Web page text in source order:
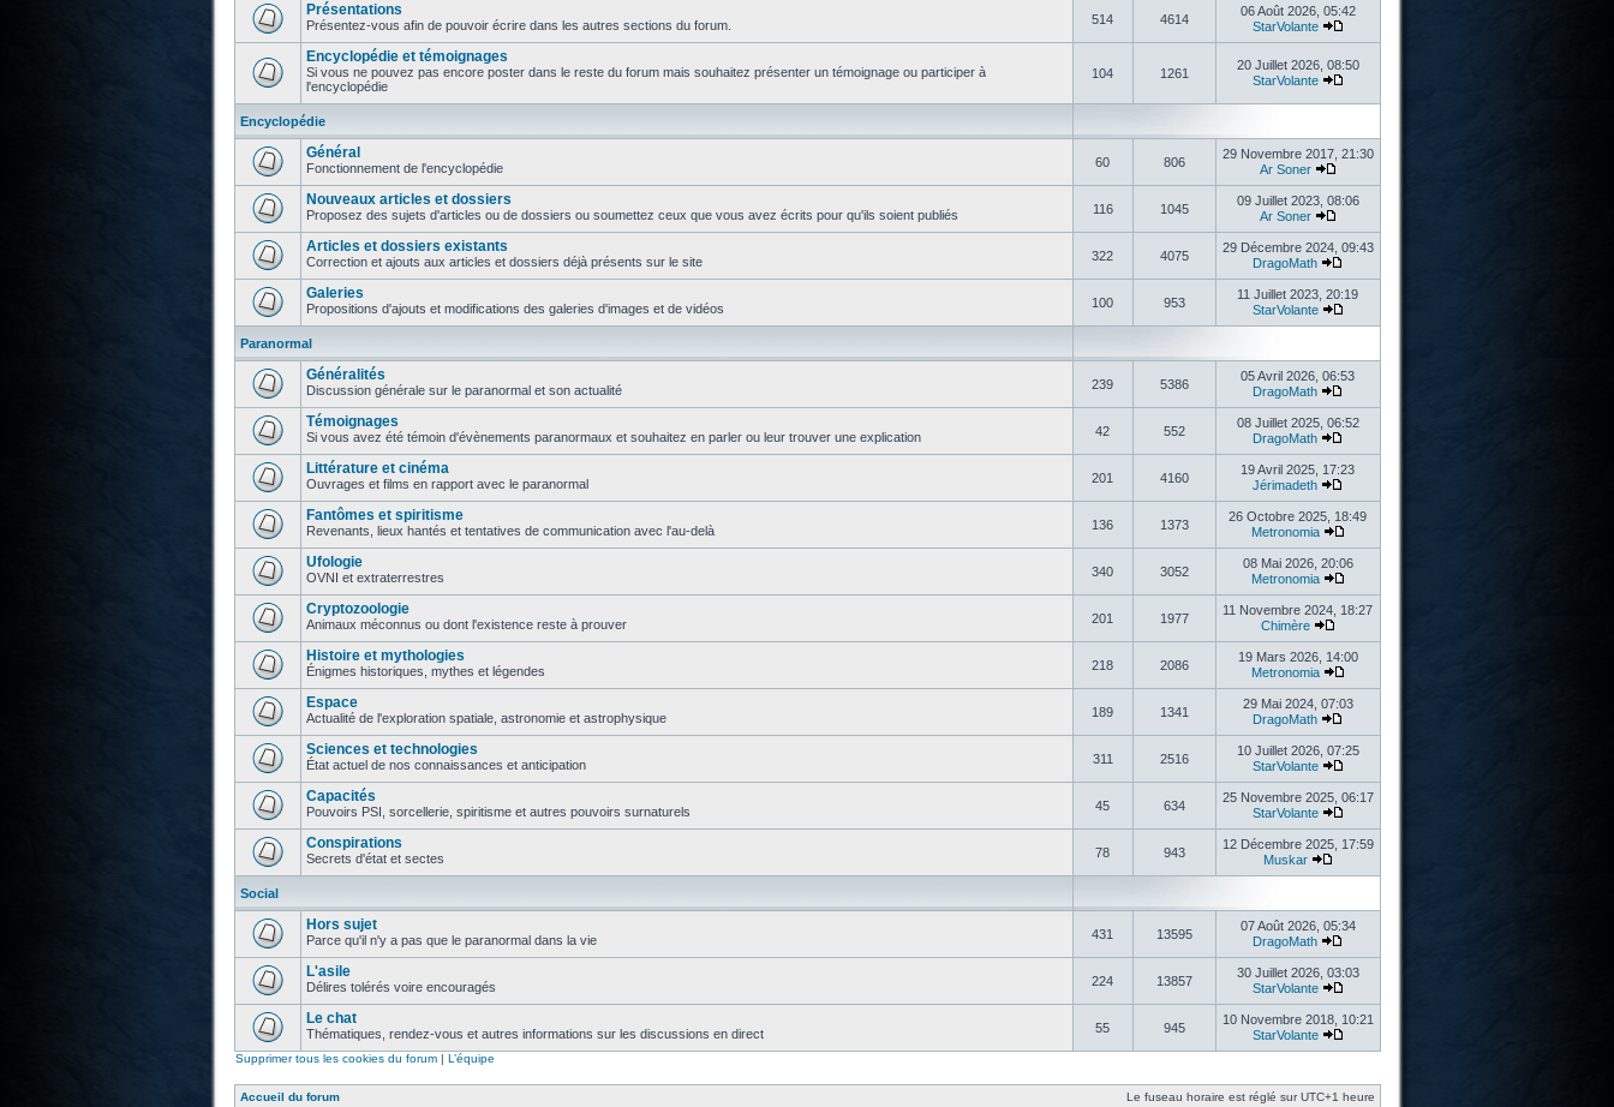
Présentations
Présentez-vous afin de pouvoir écrire dans les autres sections du forum. 514 4614
06 Août 2026, 05:42
StarVolante
Encyclopédie et témoignages
Si vous ne pouvez pas encore poster dans le reste du forum mais souhaitez présenter un témoignage ou participer à
l'encyclopédie
104 1261
20 Juillet 2026, 08:50
StarVolante
Encyclopédie
Général
Fonctionnement de l'encyclopédie 60 806
29 Novembre 2017, 21:30
Ar Soner
Nouveaux articles et dossiers
Proposez des sujets d'articles ou de dossiers ou soumettez ceux que vous avez écrits pour qu'ils soient publiés 116 1045
09 Juillet 2023, 08:06
Ar Soner
Articles et dossiers existants
Correction et ajouts aux articles et dossiers déjà présents sur le site 322 4075
29 Décembre 2024, 09:43
DragoMath
Galeries
Propositions d'ajouts et modifications des galeries d'images et de vidéos 100 953
11 Juillet 2023, 20:19
StarVolante
Paranormal
Généralités
Discussion générale sur le paranormal et son actualité 239 5386
05 Avril 2026, 06:53
DragoMath
Témoignages
Si vous avez été témoin d'évènements paranormaux et souhaitez en parler ou leur trouver une explication 42 552
08 Juillet 2025, 06:52
DragoMath
Littérature et cinéma
Ouvrages et films en rapport avec le paranormal 201 4160
19 Avril 2025, 17:23
Jérimadeth
Fantômes et spiritisme
Revenants, lieux hantés et tentatives de communication avec l'au-delà 136 1373
26 Octobre 2025, 18:49
Metronomia
Ufologie
OVNI et extraterrestres 340 3052
08 Mai 2026, 20:06
Metronomia
Cryptozoologie
Animaux méconnus ou dont l'existence reste à prouver 201 1977
11 Novembre 2024, 18:27
Chimère
Histoire et mythologies
Énigmes historiques, mythes et légendes 218 2086
19 Mars 2026, 14:00
Metronomia
Espace
Actualité de l'exploration spatiale, astronomie et astrophysique 189 1341
29 Mai 2024, 07:03
DragoMath
Sciences et technologies
État actuel de nos connaissances et anticipation 311 2516
10 Juillet 2026, 07:25
StarVolante
Capacités
Pouvoirs PSI, sorcellerie, spiritisme et autres pouvoirs surnaturels 45 634
25 Novembre 2025, 06:17
StarVolante
Conspirations
Secrets d'état et sectes 78 943
12 Décembre 2025, 17:59
Muskar
Social
Hors sujet
Parce qu'il n'y a pas que le paranormal dans la vie 431 13595
07 Août 2026, 05:34
DragoMath
L'asile
Délires tolérés voire encouragés 224 13857
30 Juillet 2026, 03:03
StarVolante
Le chat
Thématiques, rendez-vous et autres informations sur les discussions en direct 55 945
10 Novembre 2018, 10:21
StarVolante
Supprimer tous les cookies du forum| L’équipe
Accueil du forum Le fuseau horaire est réglé sur UTC+1 heure